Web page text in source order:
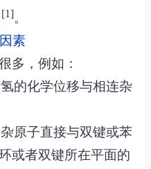
[1]。
素
多，例如：
的化学位移与相连杂
原子直接与双键或苯
或者双键所在平面的